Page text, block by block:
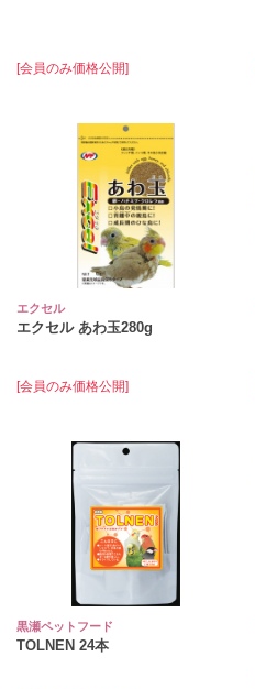
[会員のみ価格公開]
エクセル
エクセル あわ玉280g
[会員のみ価格公開]
黒瀬ペットフード
TOLNEN 24本